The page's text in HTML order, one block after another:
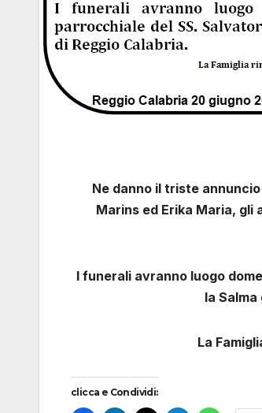
Ne danno il triste
Marins ed Erika Maria, gli
I funerali avranno luogo
la
La
clicca e Condividi: